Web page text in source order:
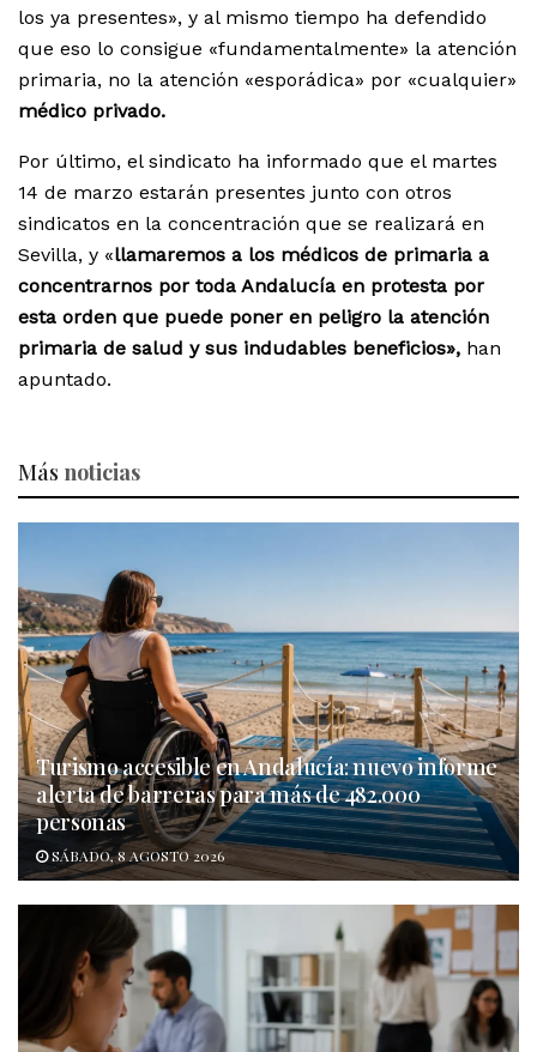
los ya presentes», y al mismo tiempo ha defendido
que eso lo consigue «fundamentalmente» la atención
primaria, no la atención «esporádica» por «cualquier»
médico privado.
Por último, el sindicato ha informado que el martes
14 de marzo estarán presentes junto con otros
sindicatos en la concentración que se realizará en
Sevilla, y «llamaremos a los médicos de primaria a
concentrarnos por toda Andalucía en protesta por
esta orden que puede poner en peligro la atención
primaria de salud y sus indudables beneficios», han
apuntado.
Más noticias
Turismo accesible en Andalucía: nuevo informe
alerta de barreras para más de 482.000
personas
SÁBADO, 8 AGOSTO 2026